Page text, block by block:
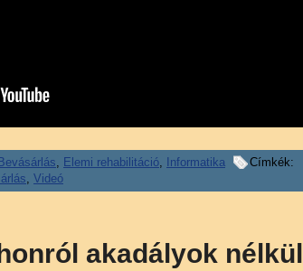
Bevásárlás, Elemi rehabilitáció, Informatika
Címkék:
, Videó
akadályok nélkül